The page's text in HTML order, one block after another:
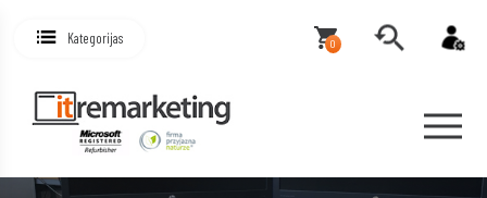
Kategorijas 0